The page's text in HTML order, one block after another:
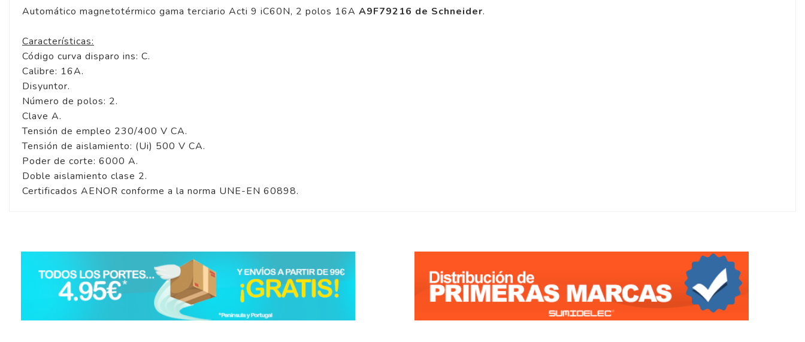
Automático magnetotérmico gama terciario Acti 9 iC60N, 2 polos 16A A9F79216 de Schneider.
Características:
Código curva disparo ins: C.
Calibre: 16A.
Disyuntor.
Número de polos: 2.
Clave A.
Tensión de empleo 230/400 V CA.
Tensión de aislamiento: (Ui) 500 V CA.
Poder de corte: 6000 A.
Doble aislamiento clase 2.
Certificados AENOR conforme a la norma UNE-EN 60898.